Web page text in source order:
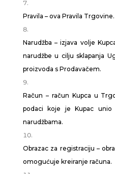
Pravila – ova Pravila Trgovine.
Narudžba – izjava volje
narudžbe u cilju sklapanja
proizvoda s Prodavačem.
Račun – račun Kupca u
podaci koje je Kupac
narudžbama.
Obrazac za registraciju –
omogućuje kreiranje računa.